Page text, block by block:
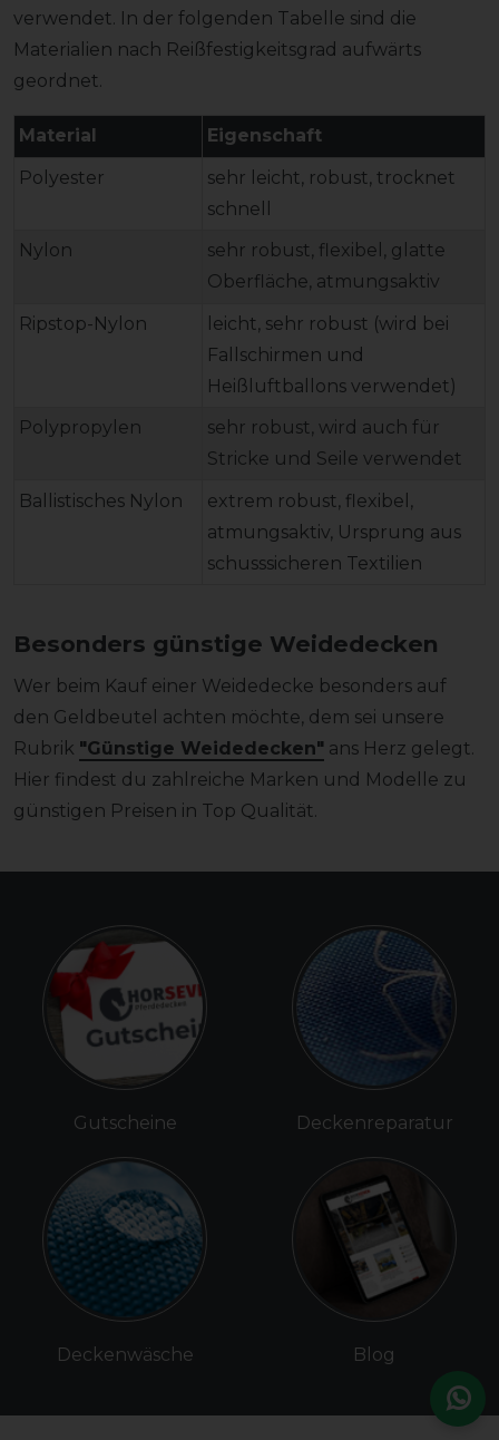
verwendet. In der folgenden Tabelle sind die
Materialien nach Reißfestigkeitsgrad aufwärts
geordnet.
Material
Eigenschaft
Polyester
sehr leicht, robust, trocknet
schnell
Nylon
sehr robust, flexibel, glatte
Oberfläche, atmungsaktiv
Ripstop-Nylon
leicht, sehr robust (wird bei
Fallschirmen und
Heißluftballons verwendet)
Polypropylen
sehr robust, wird auch für
Stricke und Seile verwendet
Ballistisches Nylon
extrem robust, flexibel,
atmungsaktiv, Ursprung aus
schusssicheren Textilien
Besonders günstige Weidedecken
Wer beim Kauf einer Weidedecke besonders auf
den Geldbeutel achten möchte, dem sei unsere
Rubrik "Günstige Weidedecken" ans Herz gelegt.
Hier findest du zahlreiche Marken und Modelle zu
günstigen Preisen in Top Qualität.
Gutscheine
Deckenwäsche
Deckenreparatur
Blog